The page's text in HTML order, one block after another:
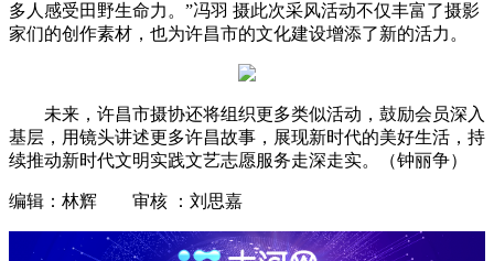
多人感受田野生命力。”冯羽 摄此次采风活动不仅丰富了摄影
家们的创作素材，也为许昌市的文化建设增添了新的活力。
未来，许昌市摄协还将组织更多类似活动，鼓励会员深入
基层，用镜头讲述更多许昌故事，展现新时代的美好生活，持
续推动新时代文明实践文艺志愿服务走深走实。（钟丽争）
编辑：林辉 审核 ：刘思嘉